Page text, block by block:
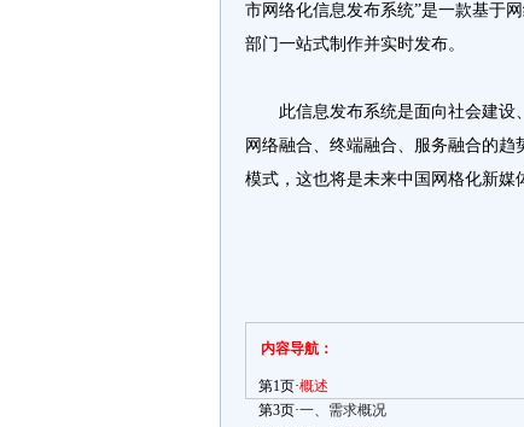
市网络化信息发布系统”是一款基于
部门一站式制作并实时发布。
此信息发布系统是面向社会建设
网络融合、终端融合、服务融合的
模式，这也将是未来中国网格化新媒
内容导航：
第1页·概述
第3页·一、需求概况